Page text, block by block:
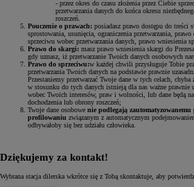
- przez okres do czasu złożenia przez Ciebie
przetwarzania danych do końca okresu
roszczeń.
Pouczenie o prawach: posiadasz prawo dostępu do treści
sprostowania, usunięcia, ograniczenia przetwarzania,
sprzeciwu wobec przetwarzania danych, prawo wniesienia
Prawo do skargi: masz prawo wniesienia skargi do
gdy uznasz, iż przetwarzanie Twoich danych osobowych
Prawo do sprzeciwu:w każdej chwili przysługuje Tobie
przetwarzania Twoich danych na podstawie prawnie
Przestaniemy przetwarzać Twoje dane w tych celach,
w stosunku do tych danych istnieją dla nas ważne prawnie
wobec Twoich interesów, praw i wolności, lub dane będą
dochodzenia lub obrony roszczeń;
Twoje dane osobowe nie podlegają
profilowaniu związanym z automatycznym
odbywałoby się bez udziału człowieka.
Dziękujemy za kontakt!
Wybrana stacja dilerska wkrótce się z Tobą skontaktuje, aby